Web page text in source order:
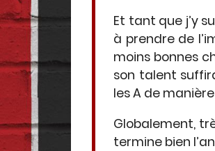
Et tant que j’y
à prendre de
moins bonnes
son talent
les A de
Globalement,
termine bien